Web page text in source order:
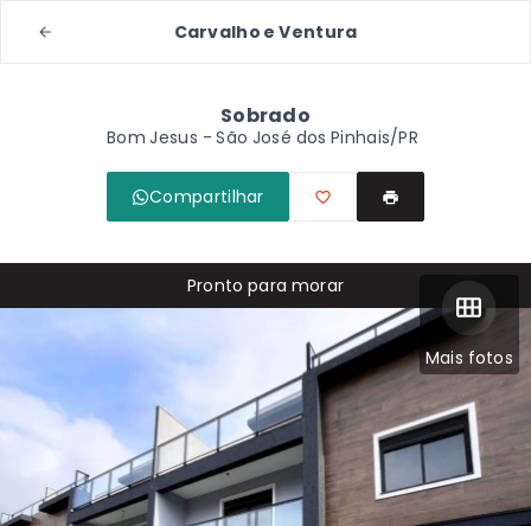
Carvalho e Ventura
Sobrado
Bom Jesus - São José dos Pinhais/PR
Compartilhar
Mais fotos
Pronto para morar